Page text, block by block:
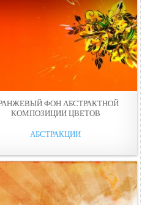
ФОН АБСТРАКТНОЙ
КОМПОЗИЦИИ ЦВЕТОВ
АБСТРАКЦИИ